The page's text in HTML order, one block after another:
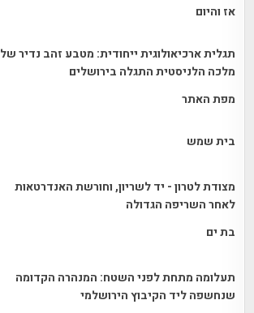
אז והיום
תגלית ארכיאולוגית ייחודית: מטבע זהב נדיר של
מלכה הלניסטית התגלה בירושלים
מפת האתר
בית שמש
מצודת לטרון - יד לשריון, וחורשת האנדרטאות
לאחר השריפה הגדולה
בת ים
תעלומה מתחת לפני השטח: המנהרה הקדומה
שנחשפה ליד הקיבוץ הירושלמי